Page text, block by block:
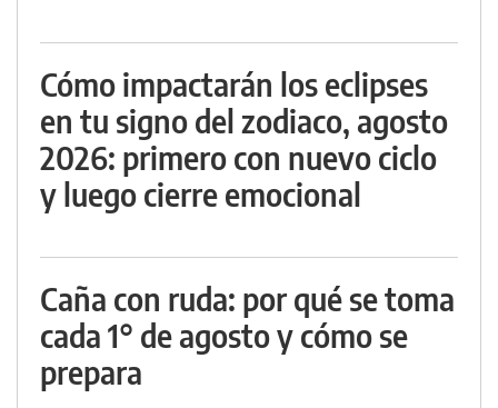
Cómo impactarán los eclipses
en tu signo del zodiaco, agosto
2026: primero con nuevo ciclo
y luego cierre emocional
Caña con ruda: por qué se toma
cada 1° de agosto y cómo se
prepara